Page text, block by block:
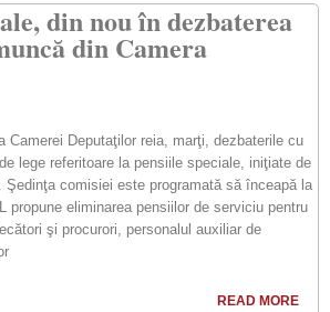
din nou în dezbaterea
din Camera
Camerei Deputaţilor reia, marţi, dezbaterile cu
lege referitoare la pensiile speciale, iniţiate de
Şedinţa comisiei este programată să înceapă la
propune eliminarea pensiilor de serviciu pentru
şi procurori, personalul auxiliar de
READ MORE